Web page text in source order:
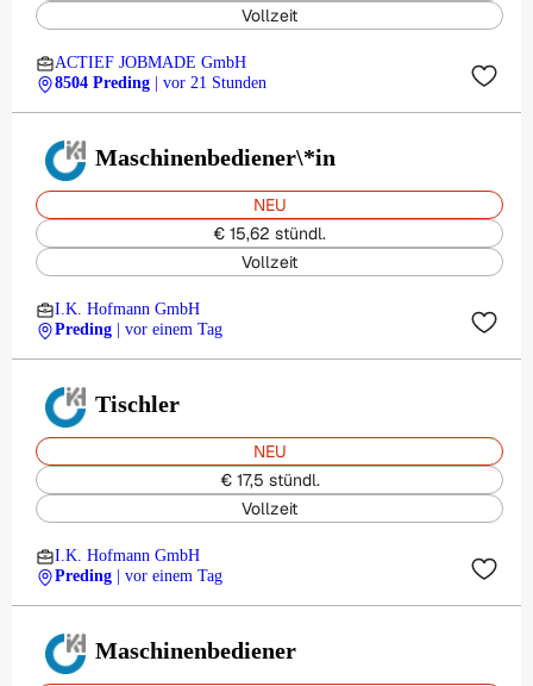
Vollzeit
ACTIEF JOBMADE GmbH
8504 Preding
| vor 21 Stunden
Maschinenbediener\*in
NEU
€ 15,62 stündl.
Vollzeit
I.K. Hofmann GmbH
Preding
| vor einem Tag
Tischler
NEU
€ 17,5 stündl.
Vollzeit
I.K. Hofmann GmbH
Preding
| vor einem Tag
Maschinenbediener